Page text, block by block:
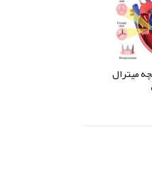
میترال